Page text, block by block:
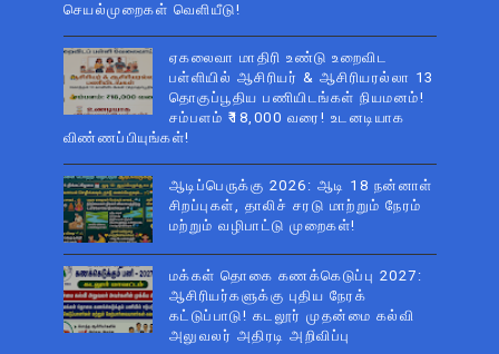
செயல்முறைகள் வெளியீடு!
ஏகலைவா மாதிரி உண்டு உறைவிட
பள்ளியில் ஆசிரியர் & ஆசிரியரல்லா 13
தொகுப்பூதிய பணியிடங்கள் நியமனம்!
சம்பளம் ₹18,000 வரை! உடனடியாக
விண்ணப்பியுங்கள்!
ஆடிப்பெருக்கு 2026: ஆடி 18 நன்னாள்
சிறப்புகள், தாலிச் சரடு மாற்றும் நேரம்
மற்றும் வழிபாட்டு முறைகள்!
மக்கள் தொகை கணக்கெடுப்பு 2027:
ஆசிரியர்களுக்கு புதிய நேரக்
கட்டுப்பாடு! கடலூர் முதன்மை கல்வி
அலுவலர் அதிரடி அறிவிப்பு